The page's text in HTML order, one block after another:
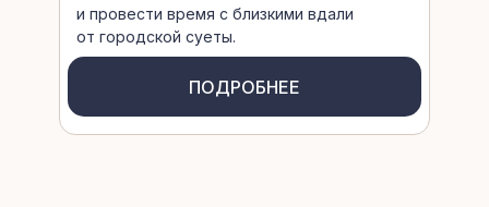
и провести время с близкими вдали
от городской суеты.
ПОДРОБНЕЕ